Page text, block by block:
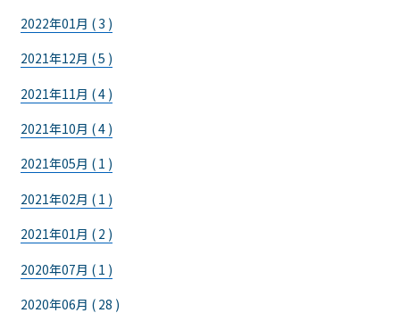
2022年01月 ( 3 )
2021年12月 ( 5 )
2021年11月 ( 4 )
2021年10月 ( 4 )
2021年05月 ( 1 )
2021年02月 ( 1 )
2021年01月 ( 2 )
2020年07月 ( 1 )
2020年06月 ( 28 )